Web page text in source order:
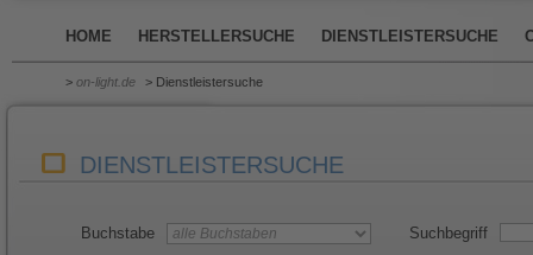
HOME HERSTELLERSUCHE DIENSTLEISTERSUCHE
> on-light.de > Dienstleistersuche
DIENSTLEISTERSUCHE
Buchstabe
Suchbegriff